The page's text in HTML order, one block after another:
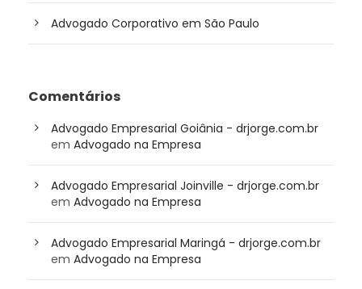
Advogado Corporativo em São Paulo
Comentários
Advogado Empresarial Goiânia - drjorge.com.br
em Advogado na Empresa
Advogado Empresarial Joinville - drjorge.com.br
em Advogado na Empresa
Advogado Empresarial Maringá - drjorge.com.br
em Advogado na Empresa